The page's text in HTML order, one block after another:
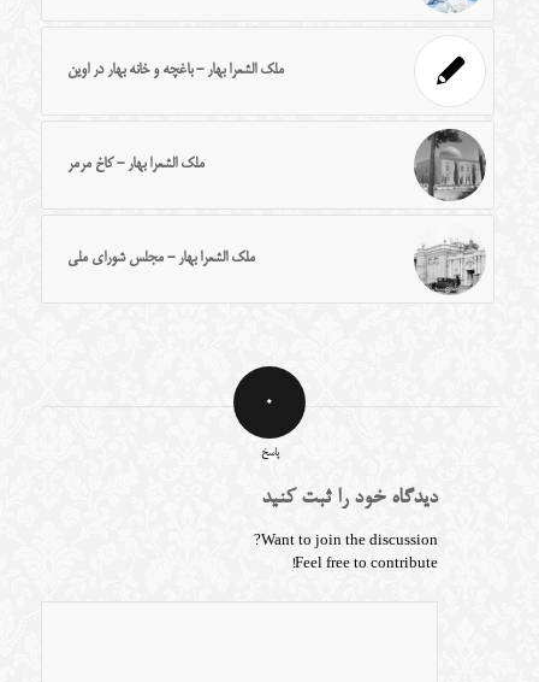
ملک الشعرا بهار - باغچه و خانه بهار در اوین
ملک الشعرا بهار - کاخ مرمر
ملک الشعرا بهار - مجلس شورای ملی
0
پاسخ
دیدگاه خود را ثبت کنید
Want to join the discussion?
Feel free to contribute!